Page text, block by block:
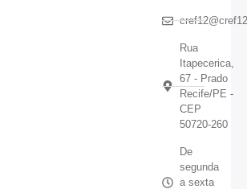
Rua
Itapecerica,
67 - Prado
Recife/PE -
CEP
50720-260
De
segunda
a sexta